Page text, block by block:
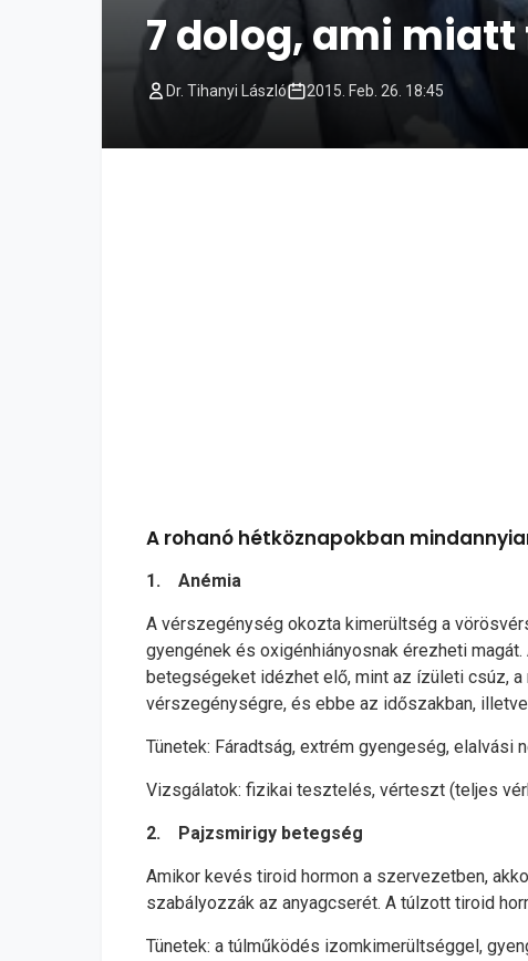
7 dolog, ami
Dr. Tihanyi László 2015. Feb. 26. 18:45
A rohanó hétköznapokban
1. Anémia
A vérszegénység okozta kimerültség a
gyengének és oxigénhiányosnak érezheti
betegségeket idézhet elő, mint az ízületi csúz,
vérszegénységre, és ebbe az időszakban,
Tünetek: Fáradtság, extrém gyengeség,
Vizsgálatok: fizikai tesztelés, vérteszt (teljes
2. Pajzsmirigy betegség
Amikor kevés tiroid hormon a szervezetben,
szabályozzák az anyagcserét. A túlzott tiroid
Tünetek: a túlműködés izomkimerültséggel,